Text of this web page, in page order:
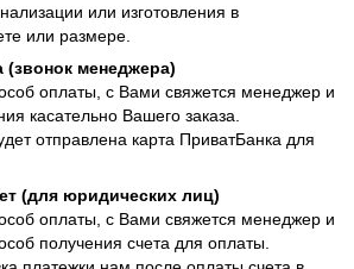
или изготовления в
или размере.
(звонок менеджера)
оплаты, с Вами свяжется менеджер и
касательно Вашего заказа.
отправлена карта ПриватБанка для
(для юридических лиц)
оплаты, с Вами свяжется менеджер и
получения счета для оплаты.